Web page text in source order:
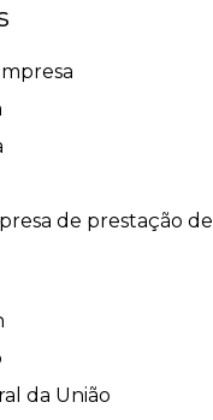
de prestação de
da União